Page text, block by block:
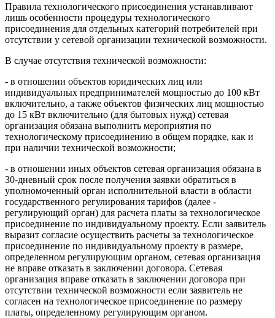
Правила технологического присоединения устанавливают
лишь особенности процедуры технологического
присоединения для отдельных категорий потребителей при
отсутствии у сетевой организации технической возможности.
В случае отсутствия технической возможности:
- в отношении объектов юридических лиц или
индивидуальных предпринимателей мощностью до 100 кВт
включительно, а также объектов физических лиц мощностью
до 15 кВт включительно (для бытовых нужд) сетевая
организация обязана выполнить мероприятия по
технологическому присоединению в общем порядке, как и
при наличии технической возможности;
- в отношении иных объектов сетевая организация обязана в
30-дневный срок после получения заявки обратиться в
уполномоченный орган исполнительной власти в области
государственного регулирования тарифов (далее -
регулирующий орган) для расчета платы за технологическое
присоединение по индивидуальному проекту. Если заявитель
выразит согласие осуществить расчеты за технологическое
присоединение по индивидуальному проекту в размере,
определенном регулирующим органом, сетевая организация
не вправе отказать в заключении договора. Сетевая
организация вправе отказать в заключении договора при
отсутствии технической возможности если заявитель не
согласен на технологическое присоединение по размеру
платы, определенному регулирующим органом.